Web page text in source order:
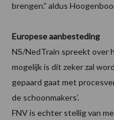
brengen.” aldus
Europese aanbesteding
NS/NedTrain spreekt over
mogelijk is dit zeker zal
gepaard gaat met
de schoonmakers’.
FNV is echter stellig van